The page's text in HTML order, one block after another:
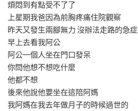
煩悶到有點受不了了
上星期我爸因為前胸疼痛住院觀察
昨天又發生兩腳無力 沒辦法走路的急症
早上去看我阿公
阿公一個人坐在門口發呆
你問他想不想吃什麼
他都不想
後來他說他要坐在這陪阿媽
我阿媽在我去年做月子的時候過世的